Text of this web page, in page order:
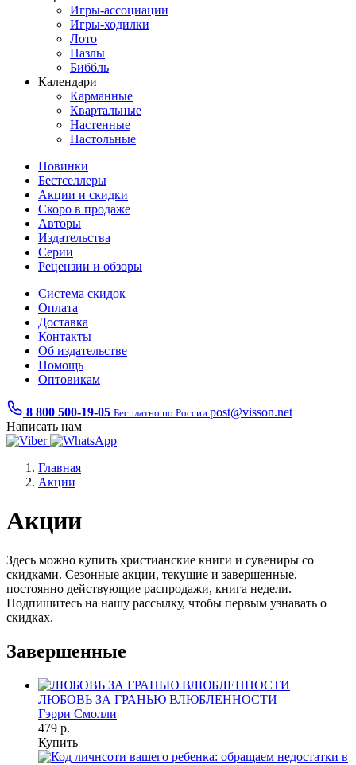
Игры-ассоциации
Игры-ходилки
Лото
Пазлы
Биббль
Календари
Карманные
Квартальные
Настенные
Настольные
Новинки
Бестселлеры
Акции и скидки
Скоро в продаже
Авторы
Издательства
Серии
Рецензии и обзоры
Система скидок
Оплата
Доставка
Контакты
Об издательстве
Помощь
Оптовикам
8 800 500-19-05 Бесплатно по России post@visson.net
Написать нам
Главная
Акции
Акции
Здесь можно купить христианские книги и сувениры со
скидками. Сезонные акции, текущие и завершенные,
постоянно действующие распродажи, книга недели.
Подпишитесь на нашу рассылку, чтобы первым узнавать о
скидках.
Завершенные
ЛЮБОВЬ ЗА ГРАНЬЮ ВЛЮБЛЕННОСТИ
Гэрри Смолли
479 р.
Купить